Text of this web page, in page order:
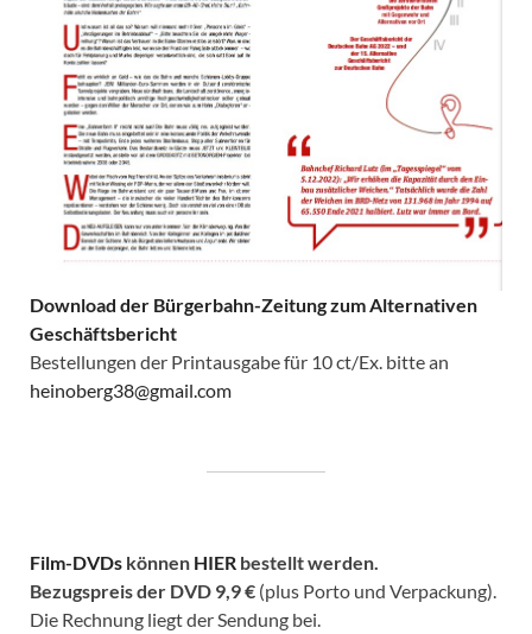
Download der Bürgerbahn-Zeitung zum Alternativen
Geschäftsbericht
Bestellungen der Printausgabe für 10 ct/Ex. bitte an
heinoberg38@gmail.com
Film-DVDs können HIER bestellt werden.
Bezugspreis der DVD 9,9 € (plus Porto und Verpackung).
Die Rechnung liegt der Sendung bei.